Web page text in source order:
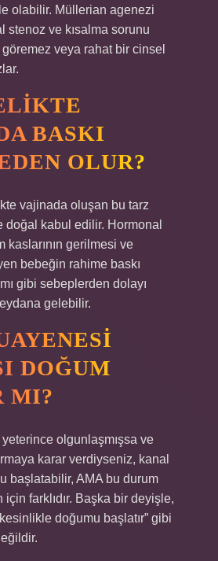
olabilir. Müllerian agenezi
stenoz ve kısalma sorunu
veya rahat bir cinsel
BASKI
OLUR?
vajinada oluşan bu tarz
doğal kabul edilir. Hormonal
kaslarının gerilmesi ve
bebeğin rahime baskı
gibi sebeplerden dolayı
gelebilir.
DOĞUM
MI?
olgunlaşmışsa ve
karar verdiyseniz, kanal
başlatabilir, AMA bu durum
için farklıdır. Başka bir deyişle,
doğumu başlatır” gibi